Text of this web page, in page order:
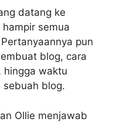
datang ke
semua
pun
blog, cara
hingga waktu
blog.
Ollie menjawab